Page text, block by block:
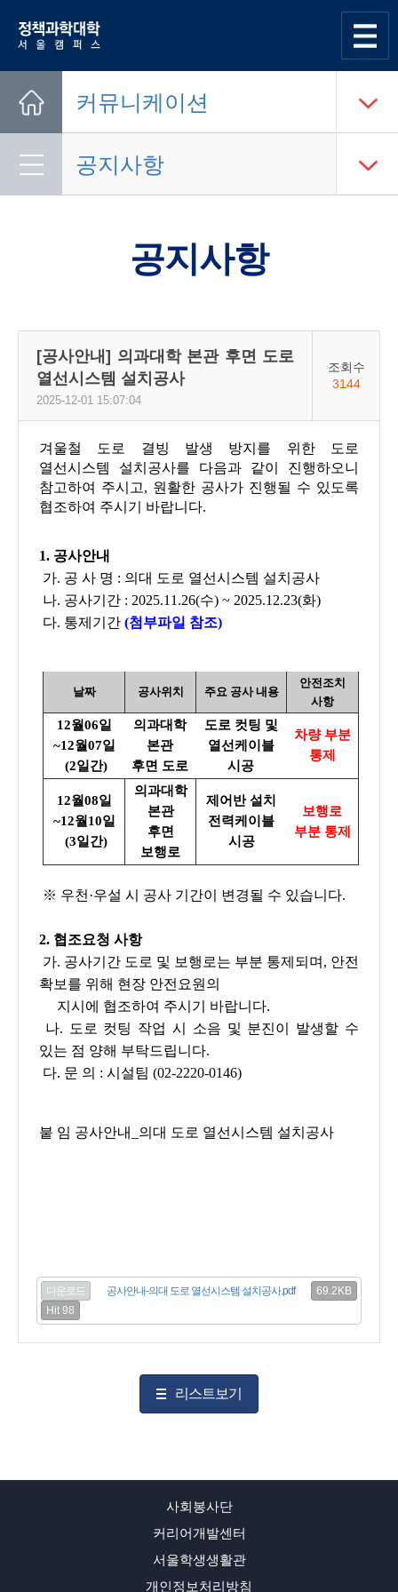
한양대학교
커뮤니케이션
공지사항
공지사항
[공사안내] 의과대학 본관 후면 도로
열선시스템 설치공사
2025-12-01 15:07:04
조회수
3144
겨울철 도로 결빙 발생 방지를 위한 도로
열선시스템 설치공사를 다음과 같이 진행하오니
참고하여 주시고, 원활한 공사가 진행될 수 있도록
협조하여 주시기 바랍니다.
1. 공사안내
가. 공 사 명 : 의대 도로 열선시스템 설치공사
나. 공사기간 : 2025.11.26(수) ~ 2025.12.23(화)
다. 통제기간 (첨부파일 참조)
날짜 공사위치 주요 공사 내용
안전조치
사항
12월06일
~12월07일
(2일간)
의과대학
본관
후면 도로
도로 컷팅 및
열선케이블
시공
차량 부분
통제
12월08일
~12월10일
(3일간)
의과대학
본관
후면
보행로
제어반 설치
전력케이블
시공
보행로
부분 통제
※ 우천·우설 시 공사 기간이 변경될 수 있습니다.
2. 협조요청 사항
가. 공사기간 도로 및 보행로는 부분 통제되며, 안전
확보를 위해 현장 안전요원의
지시에 협조하여 주시기 바랍니다.
나. 도로 컷팅 작업 시 소음 및 분진이 발생할 수
있는 점 양해 부탁드립니다.
다. 문 의 : 시설팀 (02-2220-0146)
붙 임 공사안내_의대 도로 열선시스템 설치공사
다운로드 공사안내-의대 도로 열선시스템 설치공사.pdf
69.2KB
Hit 98
리스트보기
사회봉사단
커리어개발센터
서울학생생활관
개인정보처리방침